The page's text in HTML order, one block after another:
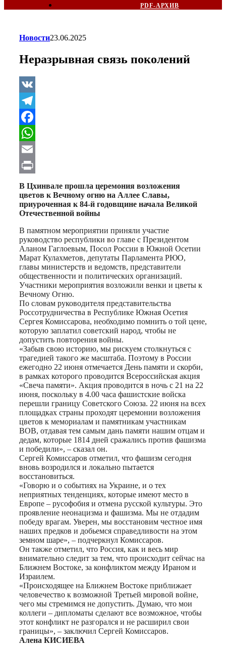
PDF-АРХИВ
Новости23.06.2025
Неразрывная связь поколений
VK
Telegram
Facebook
WhatsApp
Email
Print
В Цхинвале прошла церемония возложения
цветов к Вечному огню на Аллее Славы,
приуроченная к 84-й годовщине начала Великой
Отечественной войны
В памятном мероприятии приняли участие
руководство республики во главе с Президентом
Аланом Гаглоевым, Посол России в Южной Осетии
Марат Кулахметов, депутаты Парламента РЮО,
главы министерств и ведомств, представители
общественности и политических организаций.
Участники мероприятия возложили венки и цветы к
Вечному Огню.
По словам руководителя представительства
Россотрудничества в Республике Южная Осетия
Сергея Комиссарова, необходимо помнить о той цене,
которую заплатил советский народ, чтобы не
допустить повторения войны.
«Забыв свою историю, мы рискуем столкнуться с
трагедией такого же масштаба. Поэтому в России
ежегодно 22 июня отмечается День памяти и скорби,
в рамках которого проводится Всероссийская акция
«Свеча памяти». Акция проводится в ночь с 21 на 22
июня, поскольку в 4.00 часа фашистские войска
перешли границу Советского Союза. 22 июня на всех
площадках страны проходят церемонии возложения
цветов к мемориалам и памятникам участникам
ВОВ, отдавая тем самым дань памяти нашим отцам и
дедам, которые 1814 дней сражались против фашизма
и победили», – сказал он.
Сергей Комиссаров отметил, что фашизм сегодня
вновь возродился и локально пытается
восстановиться.
«Говорю и о событиях на Украине, и о тех
неприятных тенденциях, которые имеют место в
Европе – русофобия и отмена русской культуры. Это
проявление неонацизма и фашизма. Мы не отдадим
победу врагам. Уверен, мы восстановим честное имя
наших предков и добьемся справедливости на этом
земном шаре», – подчеркнул Комиссаров.
Он также отметил, что Россия, как и весь мир
внимательно следит за тем, что происходит сейчас на
Ближнем Востоке, за конфликтом между Ираном и
Израилем.
«Происходящее на Ближнем Востоке приближает
человечество к возможной Третьей мировой войне,
чего мы стремимся не допустить. Думаю, что мои
коллеги – дипломаты сделают все возможное, чтобы
этот конфликт не разгорался и не расширил свои
границы», – заключил Сергей Комиссаров.
Алена КИСИЕВА